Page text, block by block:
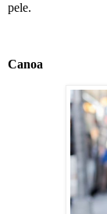
pele.
Canoa